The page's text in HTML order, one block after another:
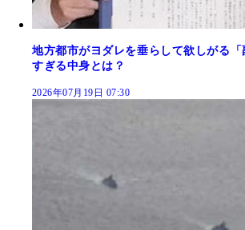
地方都市がヨダレを垂らして欲しがる
すぎる中身とは？
2026年07月19日 07:30